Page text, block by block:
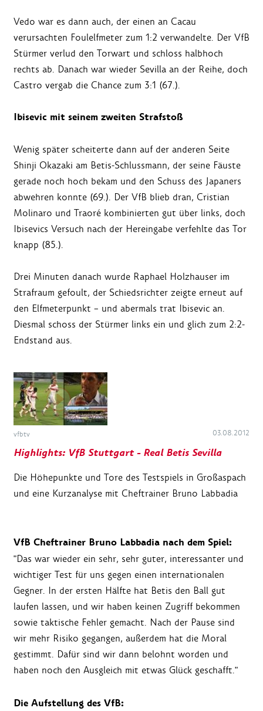
Vedo war es dann auch, der einen an Cacau
verursachten Foulelfmeter zum 1:2 verwandelte. Der VfB
Stürmer verlud den Torwart und schloss halbhoch
rechts ab. Danach war wieder Sevilla an der Reihe, doch
Castro vergab die Chance zum 3:1 (67.).
Ibisevic mit seinem zweiten Strafstoß
Wenig später scheiterte dann auf der anderen Seite
Shinji Okazaki am Betis-Schlussmann, der seine Fäuste
gerade noch hoch bekam und den Schuss des Japaners
abwehren konnte (69.). Der VfB blieb dran, Cristian
Molinaro und Traoré kombinierten gut über links, doch
Ibisevics Versuch nach der Hereingabe verfehlte das Tor
knapp (85.).
Drei Minuten danach wurde Raphael Holzhauser im
Strafraum gefoult, der Schiedsrichter zeigte erneut auf
den Elfmeterpunkt – und abermals trat Ibisevic an.
Diesmal schoss der Stürmer links ein und glich zum 2:2-
Endstand aus.
vfbtv 03.08.2012
Highlights: VfB Stuttgart - Real Betis Sevilla
Die Höhepunkte und Tore des Testspiels in Großaspach
und eine Kurzanalyse mit Cheftrainer Bruno Labbadia
VfB Cheftrainer Bruno Labbadia nach dem Spiel:
"Das war wieder ein sehr, sehr guter, interessanter und
wichtiger Test für uns gegen einen internationalen
Gegner. In der ersten Hälfte hat Betis den Ball gut
laufen lassen, und wir haben keinen Zugriff bekommen
sowie taktische Fehler gemacht. Nach der Pause sind
wir mehr Risiko gegangen, außerdem hat die Moral
gestimmt. Dafür sind wir dann belohnt worden und
haben noch den Ausgleich mit etwas Glück geschafft."
Die Aufstellung des VfB: